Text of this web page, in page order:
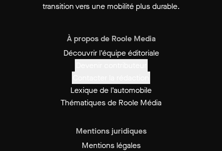
transition vers une mobilité plus durable.
À propos de Roole Media
Découvrir l'équipe éditoriale
Lexique de l’automobile
Thématiques de Roole Média
Mentions juridiques
Mentions légales